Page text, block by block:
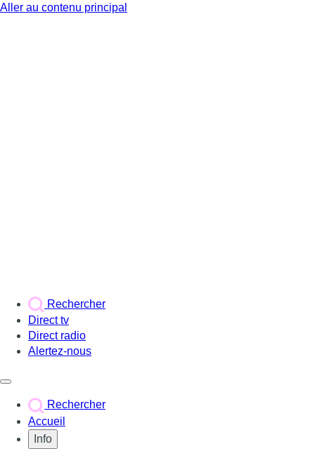
Aller au contenu principal
Rechercher
Direct tv
Direct radio
Alertez-nous
Rechercher
Accueil
Info